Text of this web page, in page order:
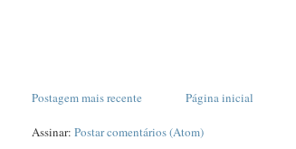
Postagem mais recente Página inicial
Assinar: Postar comentários (Atom)